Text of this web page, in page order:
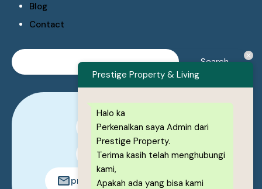
Blog
Contact
0878-1222-8443
0878-1222-8443
prestigeproperty.id@gmail.com
Prestige Property & Living
Halo ka
Perkenalkan saya Admin dari
Prestige Property.
Terima kasih telah menghubungi
kami,
Apakah ada yang bisa kami